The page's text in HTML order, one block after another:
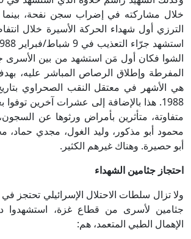
خلال مشاركته في إضراب سجن نفحة، بينما
الترزي أول شهداء الحركة الأسيرة خلال
الشوا فكان أول مَن استشهد من بين الأسرى
المفرطة وإطلاق الرصاص المباشر عليه،
1988. هذا بالإضافة إلى عشرات آخرين
متفاوتة، متأثرين بأمراض ورثوها عن
محمود أبو مذكور، وليد الغول، مجدي حماد،
أبو حصيرة. وهناك غيرهم الكثير.
احتجاز جثامين الشهداء
ولا تزال سلطات الاحتلال الإسرائيلي تحتجز
جثامين لأسرى من قطاع غزة، استشهدوا
الإهمال الطبي المتعمد، هم: